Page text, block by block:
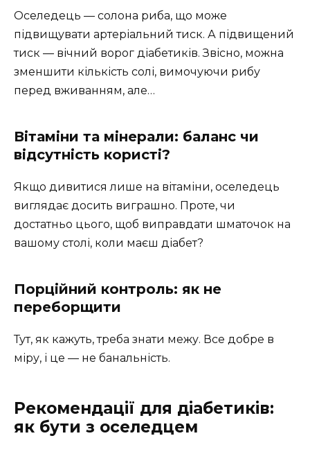
Оселедець — солона риба, що може
підвищувати артеріальний тиск. А підвищений
тиск — вічний ворог діабетиків. Звісно, можна
зменшити кількість солі, вимочуючи рибу
перед вживанням, але…
Вітаміни та мінерали: баланс чи
відсутність користі?
Якщо дивитися лише на вітаміни, оселедець
виглядає досить виграшно. Проте, чи
достатньо цього, щоб виправдати шматочок на
вашому столі, коли маєш діабет?
Порційний контроль: як не
переборщити
Тут, як кажуть, треба знати межу. Все добре в
міру, і це — не банальність.
Рекомендації для діабетиків:
як бути з оселедцем